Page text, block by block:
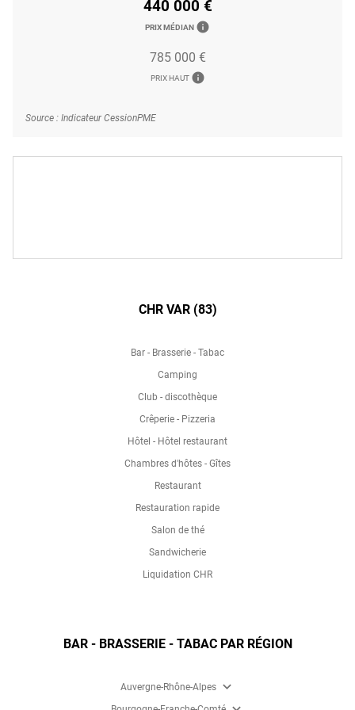
440 000 €
PRIX MÉDIAN info
785 000 €
PRIX HAUT info
Source : Indicateur CessionPME
CHR VAR (83)
Bar - Brasserie - Tabac
Camping
Club - discothèque
Crêperie - Pizzeria
Hôtel - Hôtel restaurant
Chambres d'hôtes - Gîtes
Restaurant
Restauration rapide
Salon de thé
Sandwicherie
Liquidation CHR
BAR - BRASSERIE - TABAC PAR RÉGION
Auvergne-Rhône-Alpes expand_more